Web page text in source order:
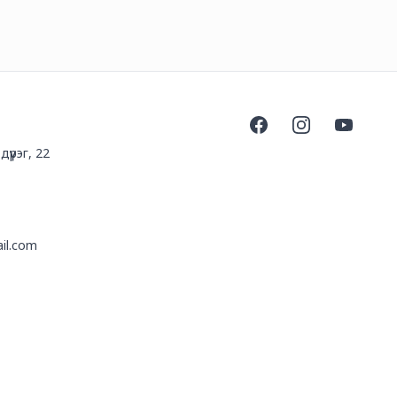
22
FacebookInstagramYouTube